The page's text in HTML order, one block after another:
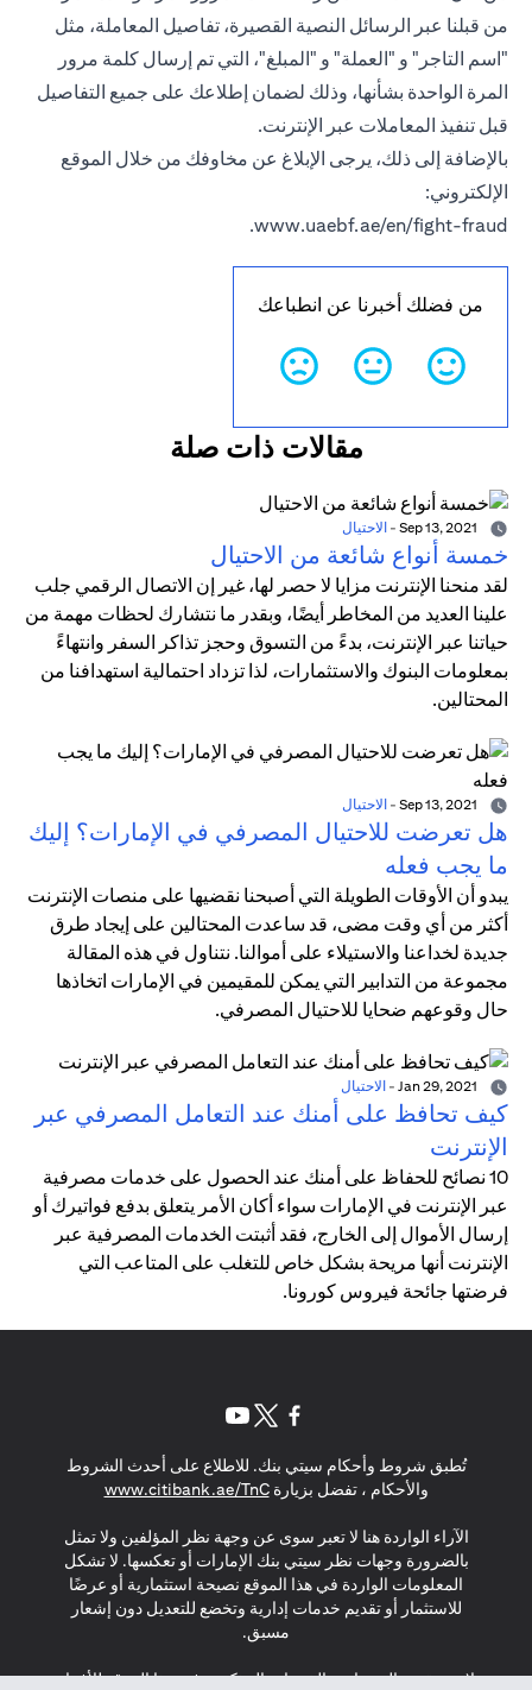
من قبلنا عبر الرسائل النصية القصيرة، تفاصيل المعاملة، مثل
"اسم التاجر" و "العملة" و "المبلغ"، التي تم إرسال كلمة مرور
المرة الواحدة بشأنها، وذلك لضمان إطلاعك على جميع التفاصيل
قبل تنفيذ المعاملات عبر الإنترنت.
بالإضافة إلى ذلك، يرجى الإبلاغ عن مخاوفك من خلال الموقع
الإلكتروني:
www.uaebf.ae/en/fight-fraud
.
من فضلك أخبرنا عن انطباعك
مقالات ذات صلة
- الاحتيال
خمسة أنواع شائعة من الاحتيال
لقد منحنا الإنترنت مزايا لا حصر لها، غير إن الاتصال الرقمي جلب
علينا العديد من المخاطر أيضًا، وبقدر ما نتشارك لحظات مهمة من
حياتنا عبر الإنترنت، بدءً من التسوق وحجز تذاكر السفر وانتهاءً
بمعلومات البنوك والاستثمارات، لذا تزداد احتمالية استهدافنا من
المحتالين.
- الاحتيال
هل تعرضت للاحتيال المصرفي في الإمارات؟ إليك
ما يجب فعله
يبدو أن الأوقات الطويلة التي أصبحنا نقضيها على منصات الإنترنت
أكثر من أي وقت مضى، قد ساعدت المحتالين على إيجاد طرق
جديدة لخداعنا والاستيلاء على أموالنا. نتناول في هذه المقالة
مجموعة من التدابير التي يمكن للمقيمين في الإمارات اتخاذها
حال وقوعهم ضحايا للاحتيال المصرفي.
- الاحتيال
كيف تحافظ على أمنك عند التعامل المصرفي عبر
الإنترنت
10 نصائح للحفاظ على أمنك عند الحصول على خدمات مصرفية
عبر الإنترنت في الإمارات سواء أكان الأمر يتعلق بدفع فواتيرك أو
إرسال الأموال إلى الخارج، فقد أثبتت الخدمات المصرفية عبر
الإنترنت أنها مريحة بشكل خاص للتغلب على المتاعب التي
فرضتها جائحة فيروس كورونا.
تُطبق شروط وأحكام سيتي بنك. للاطلاع على أحدث الشروط
والأحكام ، تفضل بزيارةwww.citibank.ae/TnC
(opens in a new tab)
الآراء الواردة هنا لا تعبر سوى عن وجهة نظر المؤلفين ولا تمثل
بالضرورة وجهات نظر سيتي بنك الإمارات أو تعكسها. لا تشكل
المعلومات الواردة في هذا الموقع نصيحة استثمارية أو عرضًا
للاستثمار أو تقديم خدمات إدارية وتخضع للتعديل دون إشعار
مسبق.
لا يتم تقديم المنتجات والخدمات المذكورة في هذا الموقع للأفراد